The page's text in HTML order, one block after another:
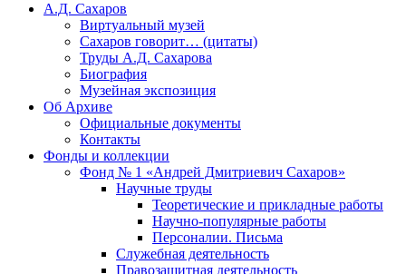
А.Д. Сахаров
Виртуальный музей
Сахаров говорит… (цитаты)
Труды А.Д. Сахарова
Биография
Музейная экспозиция
Об Архиве
Официальные документы
Контакты
Фонды и коллекции
Фонд № 1 «Андрей Дмитриевич Сахаров»
Научные труды
Теоретические и прикладные работы
Научно-популярные работы
Персоналии. Письма
Служебная деятельность
Правозащитная деятельность